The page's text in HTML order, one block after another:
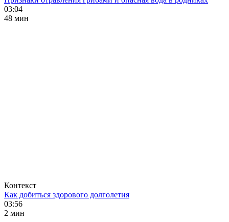
03:04
48 мин
Контекст
Как добиться здорового долголетия
03:56
2 мин